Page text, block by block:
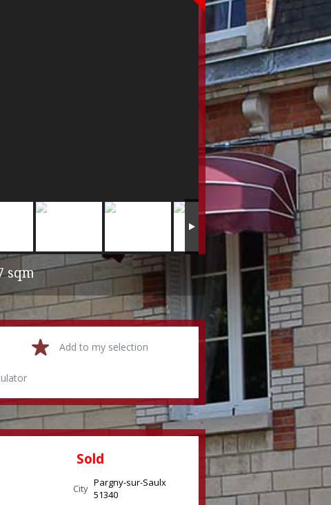
sqm
Add to my selection
Sold
City Pargny-sur-Saulx
51340